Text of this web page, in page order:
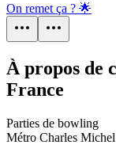
On remet ça ? 🌟
À propos de
France
Parties de bowling
Métro Charles